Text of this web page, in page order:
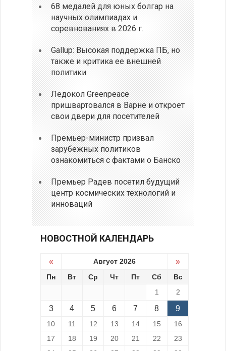
68 медалей для юных болгар на
научных олимпиадах и
соревнованиях в 2026 г.
Gallup: Высокая поддержка ПБ, но
также и критика ее внешней
политики
Ледокол Greenpeace
пришвартовался в Варне и откроет
свои двери для посетителей
Премьер-министр призвал
зарубежных политиков
ознакомиться с фактами о Банско
Премьер Радев посетил будущий
центр космических технологий и
инноваций
НОВОСТНОЙ КАЛЕНДАРЬ
« Август 2026 »
Пн Вт Ср Чт Пт Сб
Вс
1
2
3 4 5 6 7 8 9
10 11 12 13 14 15
16
17
18 19 20 21 22
23